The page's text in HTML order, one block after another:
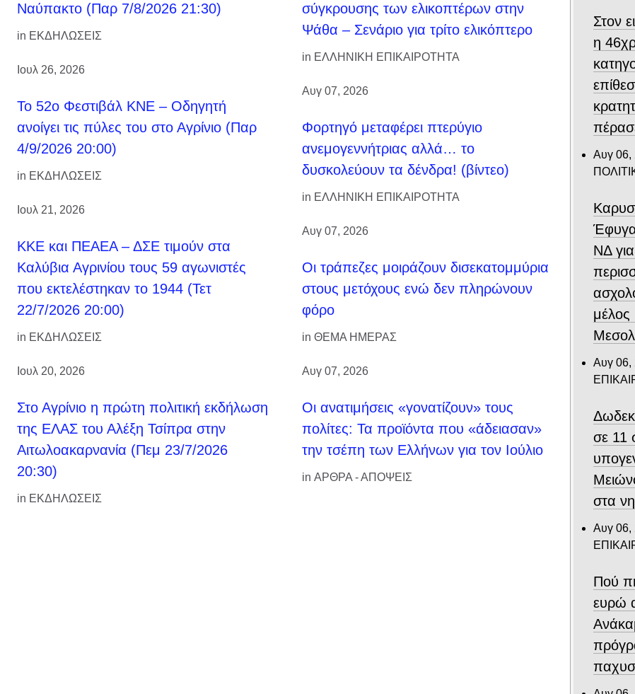
Ναύπακτο (Παρ 7/8/2026 21:30)
in ΕΚΔΗΛΩΣΕΙΣ
Ιουλ 26, 2026
Το 52ο Φεστιβάλ ΚΝΕ – Οδηγητή
ανοίγει τις πύλες του στο Αγρίνιο (Παρ
4/9/2026 20:00)
in ΕΚΔΗΛΩΣΕΙΣ
Ιουλ 21, 2026
ΚΚΕ και ΠΕΑΕΑ – ΔΣΕ τιμούν στα
Καλύβια Αγρινίου τους 59 αγωνιστές
που εκτελέστηκαν το 1944 (Τετ
22/7/2026 20:00)
in ΕΚΔΗΛΩΣΕΙΣ
Ιουλ 20, 2026
Στο Αγρίνιο η πρώτη πολιτική εκδήλωση
της ΕΛΑΣ του Αλέξη Τσίπρα στην
Αιτωλοακαρνανία (Πεμ 23/7/2026
20:30)
in ΕΚΔΗΛΩΣΕΙΣ
σύγκρουσης των ελικοπτέρων στην
Ψάθα – Σενάριο για τρίτο ελικόπτερο
in ΕΛΛΗΝΙΚΗ ΕΠΙΚΑΙΡΟΤΗΤΑ
Αυγ 07, 2026
Φορτηγό μεταφέρει πτερύγιο
ανεμογεννήτριας αλλά… το
δυσκολεύουν τα δένδρα! (βίντεο)
in ΕΛΛΗΝΙΚΗ ΕΠΙΚΑΙΡΟΤΗΤΑ
Αυγ 07, 2026
Οι τράπεζες μοιράζουν δισεκατομμύρια
στους μετόχους ενώ δεν πληρώνουν
φόρο
inΘΕΜΑ ΗΜΕΡΑΣ
Αυγ 07, 2026
Οι ανατιμήσεις «γονατίζουν» τους
πολίτες: Τα προϊόντα που «άδειασαν»
την τσέπη των Ελλήνων για τον Ιούλιο
inΑΡΘΡΑ - ΑΠΟΨΕΙΣ
Στον
η
Αυγ 06,
ΝΔ
Αυγ 06,
σε 11
στα
Αυγ 06,
Πού
ευρώ